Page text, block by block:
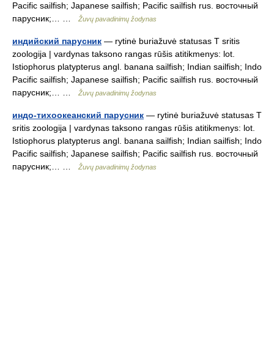
Pacific sailfish; Japanese sailfish; Pacific sailfish rus. восточный
парусник;… …
Žuvų pavadinimų žodynas
индийский парусник — rytinė buriažuvė statusas T sritis
zoologija | vardynas taksono rangas rūšis atitikmenys: lot.
Istiophorus platypterus angl. banana sailfish; Indian sailfish; Indo
Pacific sailfish; Japanese sailfish; Pacific sailfish rus. восточный
парусник;… …
Žuvų pavadinimų žodynas
индо-тихоокеанский парусник — rytinė buriažuvė statusas T
sritis zoologija | vardynas taksono rangas rūšis atitikmenys: lot.
Istiophorus platypterus angl. banana sailfish; Indian sailfish; Indo
Pacific sailfish; Japanese sailfish; Pacific sailfish rus. восточный
парусник;… …
Žuvų pavadinimų žodynas